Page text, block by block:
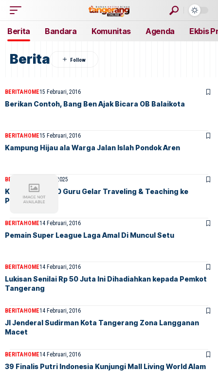
Berita Bandara Komunitas Agenda Ekbis
Berita
BERITAHOME15 Februari, 2016
Berikan Contoh, Bang Ben Ajak Bicara OB Balaikota
BERITAHOME15 Februari, 2016
Kampung Hijau ala Warga Jalan Islah Pondok Aren
BERITA 9 Juni, 2025
Komunitas 1000 Guru Gelar Traveling & Teaching ke
Pandeglang
BERITAHOME14 Februari, 2016
Pemain Super League Laga Amal Di Muncul Setu
BERITAHOME14 Februari, 2016
Lukisan Senilai Rp 50 Juta Ini Dihadiahkan kepada Pemkot
Tangerang
BERITAHOME14 Februari, 2016
Jl Jenderal Sudirman Kota Tangerang Zona Langganan
Macet
BERITAHOME14 Februari, 2016
39 Finalis Putri Indonesia Kunjungi Mall Living World Alam